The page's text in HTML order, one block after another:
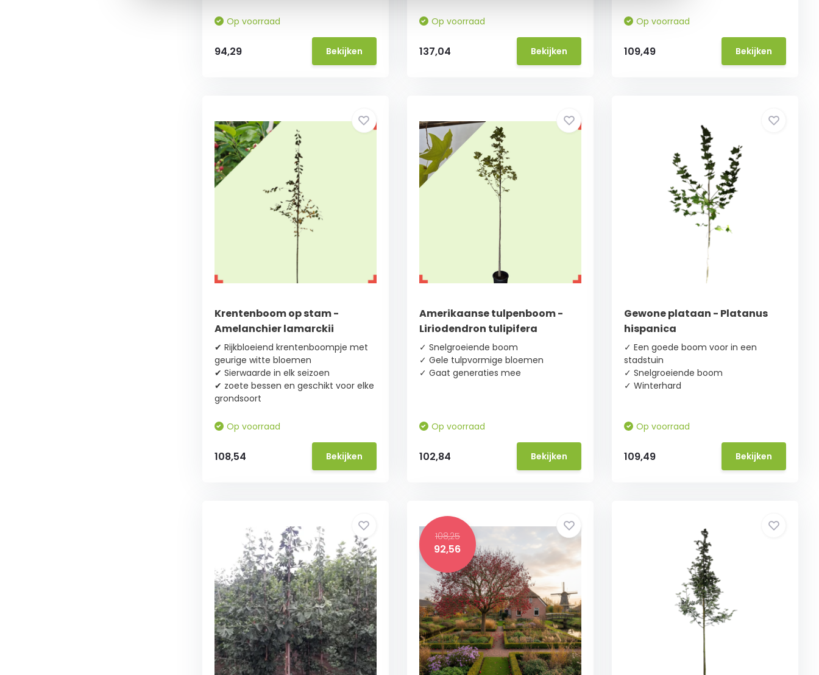
Op voorraad
94,29 Bekijken
Op voorraad
137,04 Bekijken
Op voorraad
109,49 Bekijken
Krentenboom op stam -
Amelanchier lamarckii
✔ Rijkbloeiend krentenboompje met
geurige witte bloemen
✔ Sierwaarde in elk seizoen
✔ zoete bessen en geschikt voor elke
grondsoort
Op voorraad
108,54 Bekijken
Amerikaanse tulpenboom -
Liriodendron tulipifera
✓ Snelgroeiende boom
✓ Gele tulpvormige bloemen
✓ Gaat generaties mee
Op voorraad
102,84 Bekijken
Gewone plataan - Platanus
hispanica
✓ Een goede boom voor in een
stadstuin
✓ Snelgroeiende boom
✓ Winterhard
Op voorraad
109,49 Bekijken
108,25
92,56